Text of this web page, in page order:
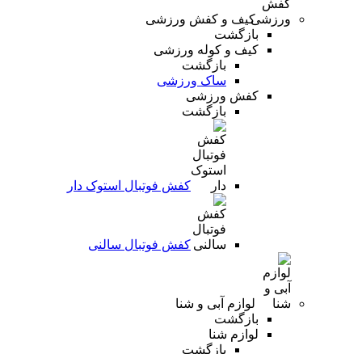
کیف و کفش ورزشی
بازگشت
کیف و کوله ورزشی
بازگشت
ساک ورزشی
کفش ورزشی
بازگشت
کفش فوتبال استوک دار
کفش فوتبال سالنی
لوازم آبی و شنا
بازگشت
لوازم شنا
بازگشت